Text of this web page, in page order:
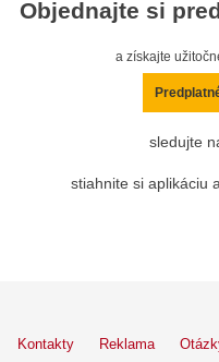
Objednajte si
a získajte
sledujte
stiahnite si aplikáciu
Kontakty Reklama